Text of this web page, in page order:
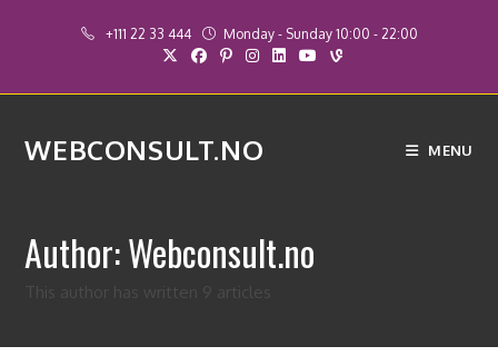
+111 22 33 444 Monday - Sunday 10:00 - 22:00
WEBCONSULT.NO MENU
Author:Webconsult.no
This author has written 9 articles